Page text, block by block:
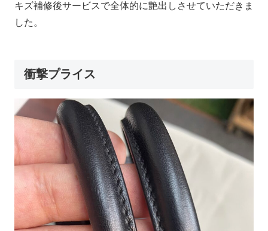
キズ補修後サービスで全体的に艶出しさせていただきま
した。
衝撃プライス